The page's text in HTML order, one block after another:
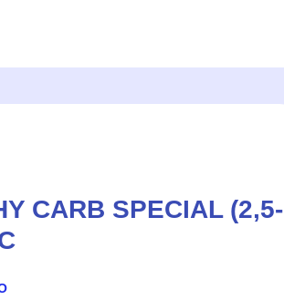
CARB SPECIAL (2,5-